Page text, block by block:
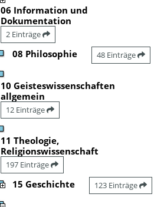
06 Information und
Dokumentation
2 Einträge
08 Philosophie 48 Einträge
10 Geisteswissenschaften
allgemein
12 Einträge
11 Theologie,
Religionswissenschaft
197 Einträge
15 Geschichte 123 Einträge